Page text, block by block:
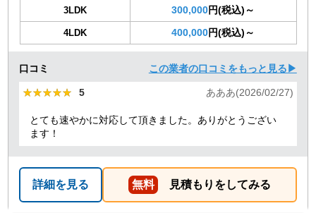
3LDK 300,000円(税込)～
4LDK 400,000円(税込)～
口コミ この業者の口コミをもっと見る▶
★★★★★
★★★★★ 5 あああ(2026/02/27)
とても速やかに対応して頂きました。ありがとうござい
ます！
詳細を見る 無料 見積もりをしてみる